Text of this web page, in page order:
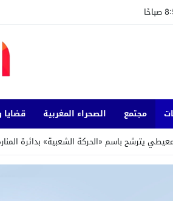
مجتمع الصحراء المغربية قضايا
يترشح باسم «الحركة الشعبية» بدائرة
“الشباب الرائد” تستعرض تجربة الداخلة في